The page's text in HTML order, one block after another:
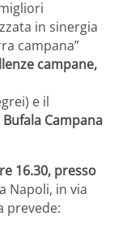
in sinergia
campana”
campane,
e il
Campana
16.30, presso
Napoli, in via
prevede: